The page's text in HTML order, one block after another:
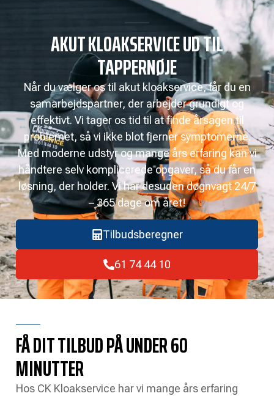
AKUT KLOAKSERVICE UD TIL
TAPPERNØJE
Når du vælger os til akut kloakservice, får du en
samarbejdspartner, der arbejder grundigt og
effektivt. Vi tager os tid til at finde årsagen til
problemet, så vi ikke blot fjerner symptomerne.
Med moderne udstyr og mange års erfaring kan vi
håndtere selv komplicerede opgaver, så du får en
løsning, der holder. Vi har desuden døgnvagt 24/7
– 365 dage om året!
Tilbudsberegner
61 74 44 10
FÅ DIT TILBUD PÅ UNDER 60
MINUTTER
Hos CK Kloakservice har vi mange års erfaring